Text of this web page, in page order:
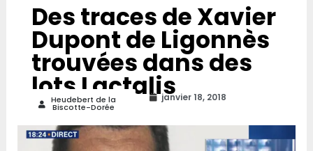
Des traces de Xavier
Dupont de Ligonnès
trouvées dans des
lots Lactalis
Heudebert de la
Biscotte-Dorée
janvier 18, 2018